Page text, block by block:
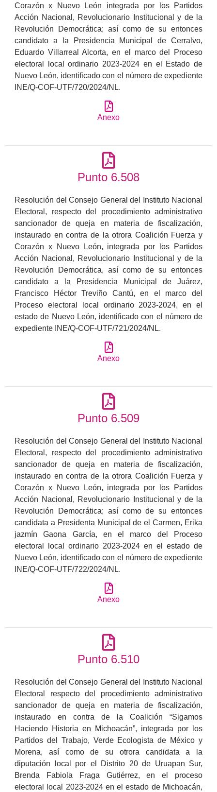
Corazón x Nuevo León integrada por los Partidos
Acción Nacional, Revolucionario Institucional y de la
Revolución Democrática; así como de su entonces
candidato a la Presidencia Municipal de Cerralvo,
Eduardo Villarreal Alcorta, en el marco del Proceso
electoral local ordinario 2023-2024 en el Estado de
Nuevo León, identificado con el número de expediente
INE/Q-COF-UTF/720/2024/NL.
Anexo
Punto 6.508
Resolución del Consejo General del Instituto Nacional
Electoral, respecto del procedimiento administrativo
sancionador de queja en materia de fiscalización,
instaurado en contra de la otrora Coalición Fuerza y
Corazón x Nuevo León, integrada por los Partidos
Acción Nacional, Revolucionario Institucional y de la
Revolución Democrática, así como de su entonces
candidato a la Presidencia Municipal de Juárez,
Francisco Héctor Treviño Cantú, en el marco del
Proceso electoral local ordinario 2023-2024, en el
estado de Nuevo León, identificado con el número de
expediente INE/Q-COF-UTF/721/2024/NL.
Anexo
Punto 6.509
Resolución del Consejo General del Instituto Nacional
Electoral, respecto del procedimiento administrativo
sancionador de queja en materia de fiscalización,
instaurado en contra de la otrora Coalición Fuerza y
Corazón x Nuevo León, integrada por los Partidos
Acción Nacional, Revolucionario Institucional y de la
Revolución Democrática; así como de su entonces
candidata a Presidenta Municipal de el Carmen, Erika
jazmín Gaona García, en el marco del Proceso
electoral local ordinario 2023-2024 en el estado de
Nuevo León, identificado con el número de expediente
INE/Q-COF-UTF/722/2024/NL.
Anexo
Punto 6.510
Resolución del Consejo General del Instituto Nacional
Electoral respecto del procedimiento administrativo
sancionador de queja en materia de fiscalización,
instaurado en contra de la Coalición “Sigamos
Haciendo Historia en Michoacán”, integrada por los
Partidos del Trabajo, Verde Ecologista de México y
Morena, así como de su otrora candidata a la
diputación local por el Distrito 20 de Uruapan Sur,
Brenda Fabiola Fraga Gutiérrez, en el proceso
electoral local 2023-2024 en el estado de Michoacán,